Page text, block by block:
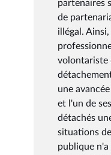
partenaires
de
illégal.
volontariste
une
et l'un de
détachés
situations
publique